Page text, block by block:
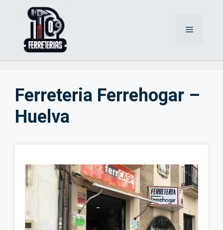
Menú
Ferreteria Ferrehogar –
Huelva